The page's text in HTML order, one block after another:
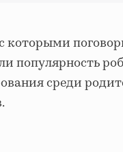
которыми
популярность
среди